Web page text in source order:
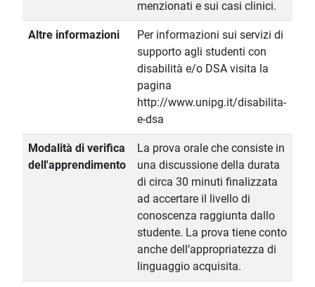
menzionati e sui casi clinici.
Altre informazioni
Per informazioni sui servizi di
supporto agli studenti con
disabilità e/o DSA visita la
pagina
http://www.unipg.it/disabilita-
e-dsa
Modalità di verifica
dell'apprendimento
La prova orale che consiste in
una discussione della durata
di circa 30 minuti finalizzata
ad accertare il livello di
conoscenza raggiunta dallo
studente. La prova tiene conto
anche dell’appropriatezza di
linguaggio acquisita.